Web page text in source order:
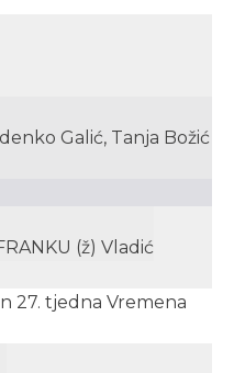
Galić, Tanja Božić
(ž) Vladić
27. tjedna Vremena